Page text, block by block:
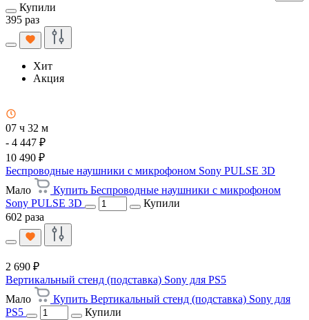
Купили
395 раз
Хит
Акция
07 ч 32 м
- 4 447 ₽
10 490 ₽
Беспроводные наушники с микрофоном Sony PULSE 3D
Мало
Купить Беспроводные наушники с микрофоном
Sony PULSE 3D
Купили
602 раза
2 690 ₽
Вертикальный стенд (подставка) Sony для PS5
Мало
Купить Вертикальный стенд (подставка) Sony для
PS5
Купили